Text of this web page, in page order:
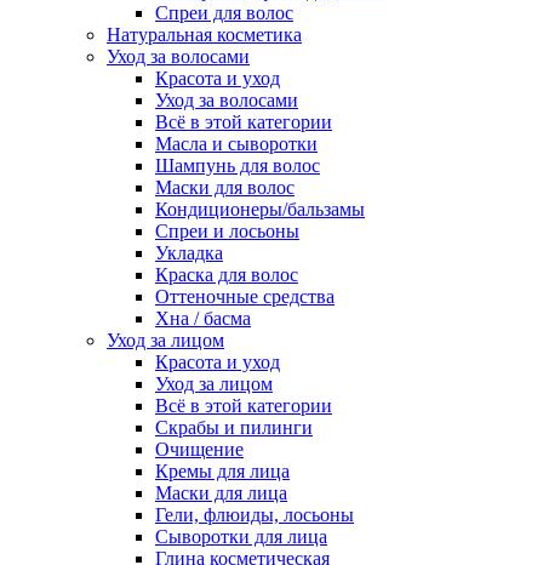
Спреи для волос
Натуральная косметика
Уход за волосами
Красота и уход
Уход за волосами
Всё в этой категории
Масла и сыворотки
Шампунь для волос
Маски для волос
Кондиционеры/бальзамы
Спреи и лосьоны
Укладка
Краска для волос
Оттеночные средства
Хна / басма
Уход за лицом
Красота и уход
Уход за лицом
Всё в этой категории
Скрабы и пилинги
Очищение
Кремы для лица
Маски для лица
Гели, флюиды, лосьоны
Сыворотки для лица
Глина косметическая